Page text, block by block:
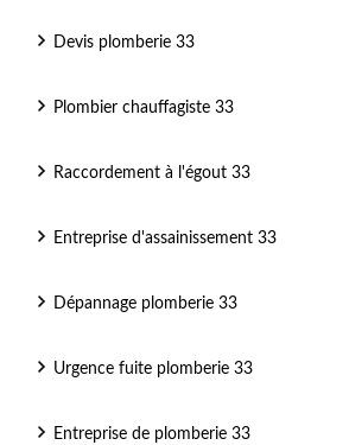
Devis plomberie 33
Plombier chauffagiste 33
Raccordement à l'égout 33
Entreprise d'assainissement 33
Dépannage plomberie 33
Urgence fuite plomberie 33
Entreprise de plomberie 33